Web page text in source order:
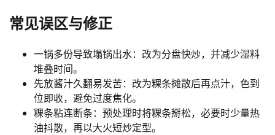
常见误区与修正
一锅多份导致塌锅出水：改为分盘快炒，并减少湿料
堆叠时间。
先放酱汁久翻易发苦：改为粿条摊散后再点汁，色到
位即收，避免过度焦化。
粿条粘连断条：预处理时将粿条掰松，必要时少量热
油抖散，再以大火短炒定型。